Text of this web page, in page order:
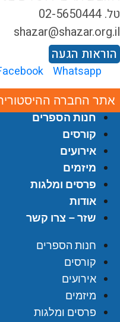
הגעה
Facebook Whatsapp
אתר החברה ההיסטורית
חנות הספרים
קורסים
אירועים
מיזמים
פרסים ומלגות
אודות
שזר – צרו קשר
חנות הספרים
קורסים
אירועים
מיזמים
פרסים ומלגות